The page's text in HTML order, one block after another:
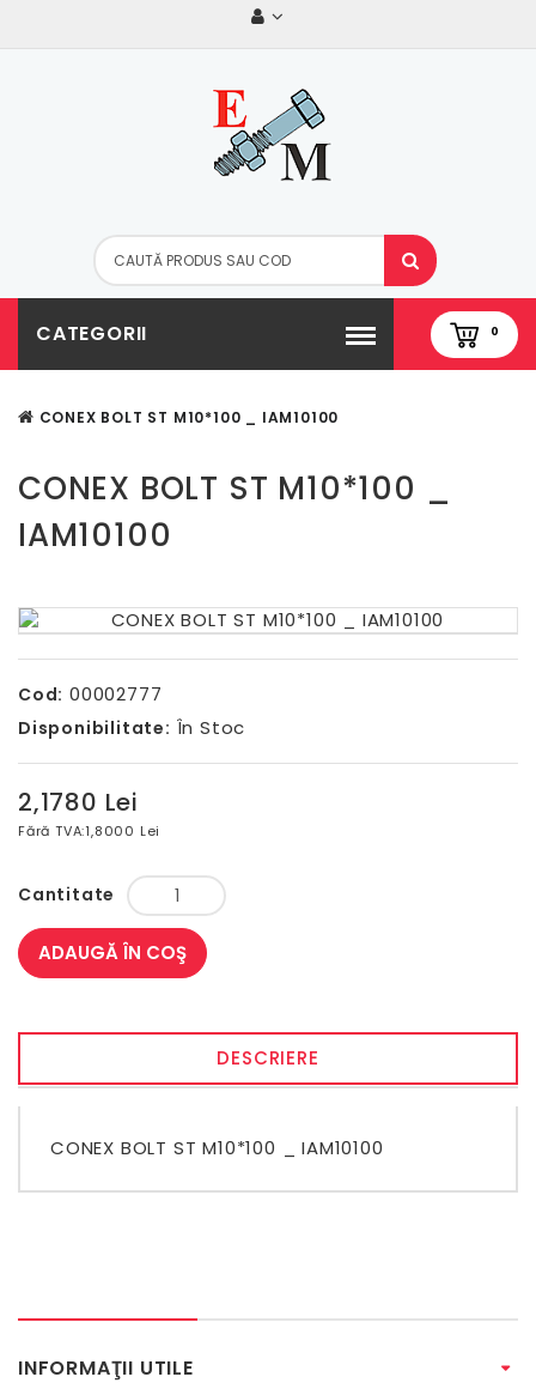
0
CATEGORII
CONEX BOLT ST M10*100 _ IAM10100
CONEX BOLT ST M10*100 _
IAM10100
Cod: 00002777
Disponibilitate: În Stoc
2,1780 Lei
Fără TVA:1,8000 Lei
Cantitate
ADAUGĂ ÎN COŞ
DESCRIERE
CONEX BOLT ST M10*100 _ IAM10100
INFORMAŢII UTILE